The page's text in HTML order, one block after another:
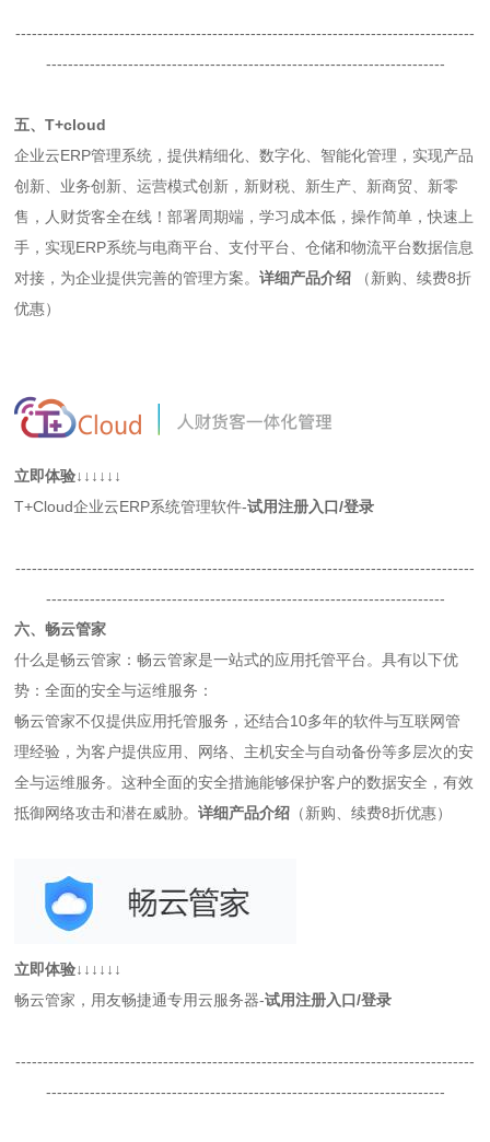
------------------------------------------------------------------------------------
-------------------------------------------------------------------------
五、T+cloud
企业云ERP管理系统，提供精细化、数字化、智能化管理，实现产品
创新、业务创新、运营模式创新，新财税、新生产、新商贸、新零
售，人财货客全在线！部署周期端，学习成本低，操作简单，快速上
手，实现ERP系统与电商平台、支付平台、仓储和物流平台数据信息
对接，为企业提供完善的管理方案。详细产品介绍 （新购、续费8折
优惠）
立即体验↓↓↓↓↓↓
T+Cloud企业云ERP系统管理软件-试用注册入口/登录
------------------------------------------------------------------------------------
-------------------------------------------------------------------------
六、畅云管家
什么是畅云管家：畅云管家是一站式的应用托管平台。具有以下优
势：全面的安全与运维服务：
畅云管家不仅提供应用托管服务，还结合10多年的软件与互联网管
理经验，为客户提供应用、网络、主机安全与自动备份等多层次的安
全与运维服务。这种全面的安全措施能够保护客户的数据安全，有效
抵御网络攻击和潜在威胁。详细产品介绍 （新购、续费8折优惠）
立即体验↓↓↓↓↓↓
畅云管家，用友畅捷通专用云服务器-试用注册入口/登录
------------------------------------------------------------------------------------
-------------------------------------------------------------------------